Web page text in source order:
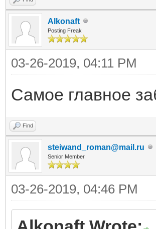
Alkonaft
Posting Freak
03-26-2019, 04:11 PM
Самое главное
Find
steiwand_roman@mail.ru
Senior Member
03-26-2019, 04:46 PM